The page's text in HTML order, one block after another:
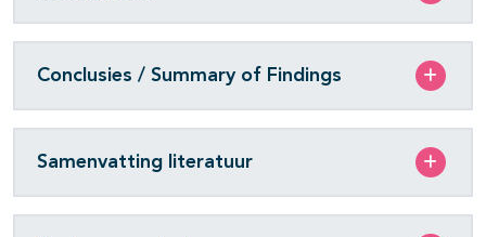
Conclusies / Summary of Findings
Samenvatting literatuur